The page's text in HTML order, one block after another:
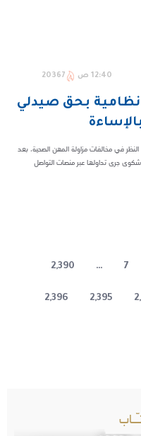
12:40 ص 20367
بحق صيدلي
في مخالفات مزاولة المهن الصحية، بعد
شكوى جرى تداولها عبر منصات التواصل
7
…
2,390
2,395
2,396